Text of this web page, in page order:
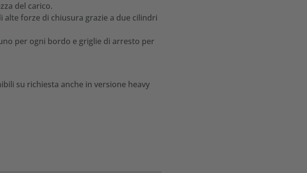
del carico.
forze di chiusura grazie a due cilindri
per ogni bordo e griglie di arresto per
su richiesta anche in versione heavy